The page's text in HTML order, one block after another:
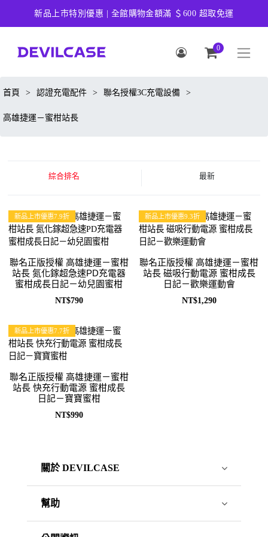
新品上市特別優惠 | 全館購物金額滿 ＄600 超取免運
0
首頁 > 認證充電配件 > 聯名授權3C充電設備 >
高雄捷運－蜜柑站長
綜合排名 最新
新品上市優惠7.9折
聯名正版授權 高雄捷運－蜜柑
站長 氮化鎵超急速PD充電器
蜜柑成長日記－幼兒園蜜柑
NT$790
新品上市優惠9.3折
聯名正版授權 高雄捷運－蜜柑
站長 磁吸行動電源 蜜柑成長
日記－歡樂運動會
NT$1,290
新品上市優惠7.7折
聯名正版授權 高雄捷運－蜜柑
站長 快充行動電源 蜜柑成長
日記－寶寶蜜柑
NT$990
關於 DEVILCASE
幫助